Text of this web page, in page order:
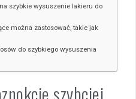
szybkie wysuszenie lakieru do
można zastosować, takie jak
do szybkiego wysuszenia